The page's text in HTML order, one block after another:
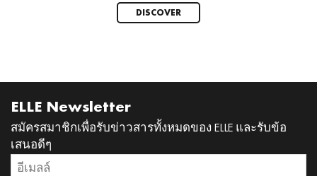
DISCOVER
ELLE Newsletter
สมัครสมาชิกเพื่อรับข่าวสารทั้งหมดของ ELLE และรับข้อ
เสนอดีๆ